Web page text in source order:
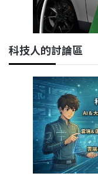
科技人的討論區